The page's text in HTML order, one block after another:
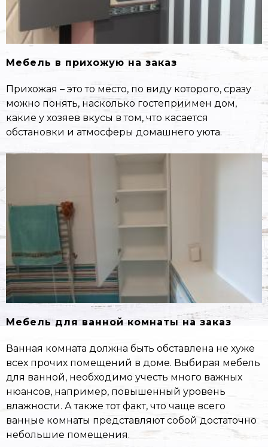
Мебель в прихожую на заказ
Прихожая – это то место, по виду которого, сразу
можно понять, насколько гостеприимен дом,
какие у хозяев вкусы в том, что касается
обстановки и атмосферы домашнего уюта.
Мебель для ванной комнаты на заказ
Ванная комната должна быть обставлена не хуже
всех прочих помещений в доме. Выбирая мебель
для ванной, необходимо учесть много важных
нюансов, например, повышенный уровень
влажности. А также тот факт, что чаще всего
ванные комнаты представляют собой достаточно
небольшие помещения.